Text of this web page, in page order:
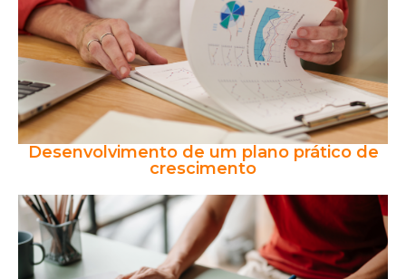
Desenvolvimento de um plano prático de
crescimento